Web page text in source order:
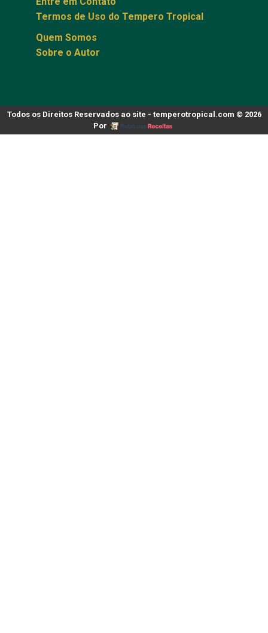
Termos de Uso do Tempero Tropical
Quem Somos
Sobre o Autor
Todos os Direitos Reservados ao site - temperotropical.com © 2026
Por